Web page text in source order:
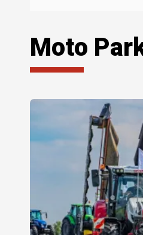
Moto